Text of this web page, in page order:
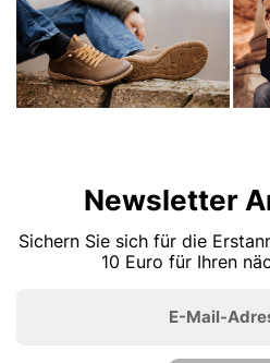
Newsletter
Sichern Sie sich für die
10 Euro für Ihren
E-Mail-